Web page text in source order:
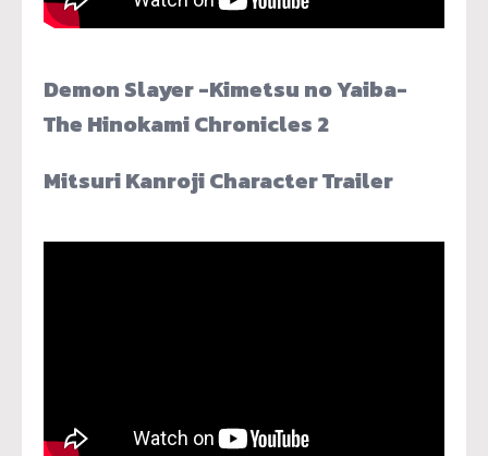
Demon Slayer -Kimetsu no Yaiba-
The Hinokami Chronicles 2
Mitsuri Kanroji Character Trailer